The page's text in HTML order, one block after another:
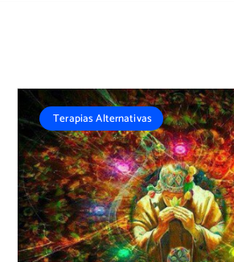
Terapias Alternativas